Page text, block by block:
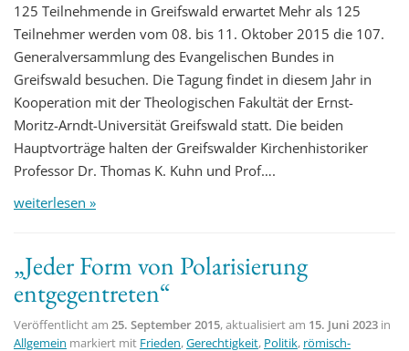
125 Teilnehmende in Greifswald erwartet Mehr als 125
Teilnehmer werden vom 08. bis 11. Oktober 2015 die 107.
Generalversammlung des Evangelischen Bundes in
Greifswald besuchen. Die Tagung findet in diesem Jahr in
Kooperation mit der Theologischen Fakultät der Ernst-
Moritz-Arndt-Universität Greifswald statt. Die beiden
Hauptvorträge halten der Greifswalder Kirchenhistoriker
Professor Dr. Thomas K. Kuhn und Prof….
weiterlesen »
„Jeder Form von Polarisierung
entgegentreten“
Veröffentlicht am 25. September 2015, aktualisiert am 15. Juni 2023 in
Allgemein markiert mit Frieden,Gerechtigkeit, Politik, römisch-